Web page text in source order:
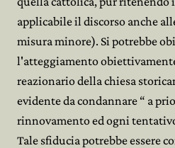
applicabile il discorso anche
misura minore). Si potrebbe
l'atteggiamento
reazionario della chiesa
evidente da condannare “ a
rinnovamento ed ogni
Tale sfiducia potrebbe essere